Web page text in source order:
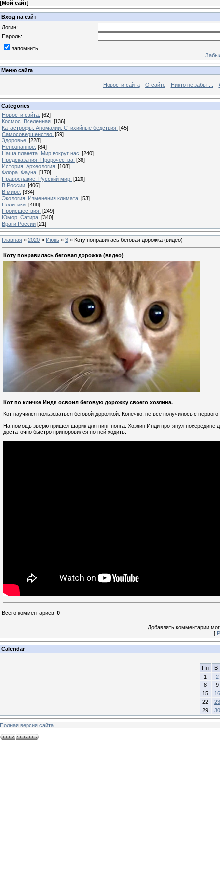
[Мой сайт]
Вход на сайт
Логин:
Пароль:
запомнить
Меню сайта
Новости сайта О сайте Никто не забыт...
Categories
Новости сайта. [62]
Космос. Вселенная. [136]
Катастрофы. Аномалии. Стихийные бедствия. [45]
Самосовершенство. [59]
Здоровье. [228]
Непознанное. [84]
Наша планета. Мир вокруг нас. [240]
Предсказания. Пророчества. [38]
История. Археология. [108]
Флора. Фауна. [170]
Православие. Русский мир. [120]
В России. [406]
В мире. [334]
Экология. Изменения климата. [53]
Политика. [488]
Происшествия. [249]
Юмор. Сатира. [340]
Враги России [21]
Главная » 2020 » Июнь » 3 » Коту понравилась беговая дорожка (видео)
Коту понравилась беговая дорожка (видео)
Кот по кличке Инди освоил беговую дорожку своего хозяина.
Кот научился пользоваться беговой дорожкой. Конечно, не все получилось с первого
На помощь зверю пришел шарик для пинг-понга. Хозяин Инди протянул посередине
достаточно быстро приноровился по ней ходить.
Всего комментариев: 0
Добавлять комментарии
[
Calendar
Пн
Вт
1
2
8
9
15
16
22
23
29
30
Полная версия сайта